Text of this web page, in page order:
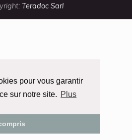
pour vous garantir
sur notre site. Plus
Teradoc Sarl